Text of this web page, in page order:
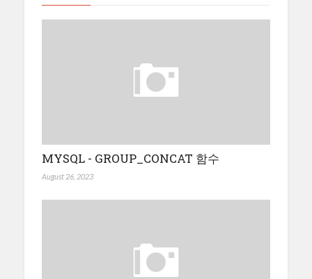
MYSQL - GROUP_CONCAT 함수
August 26, 2023